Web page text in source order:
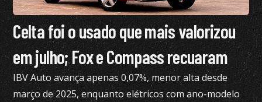
Celta foi o usado que mais valorizou
em julho; Fox e Compass recuaram
IBV Auto avança apenas 0,07%, menor alta desde
março de 2025, enquanto elétricos com ano-modelo